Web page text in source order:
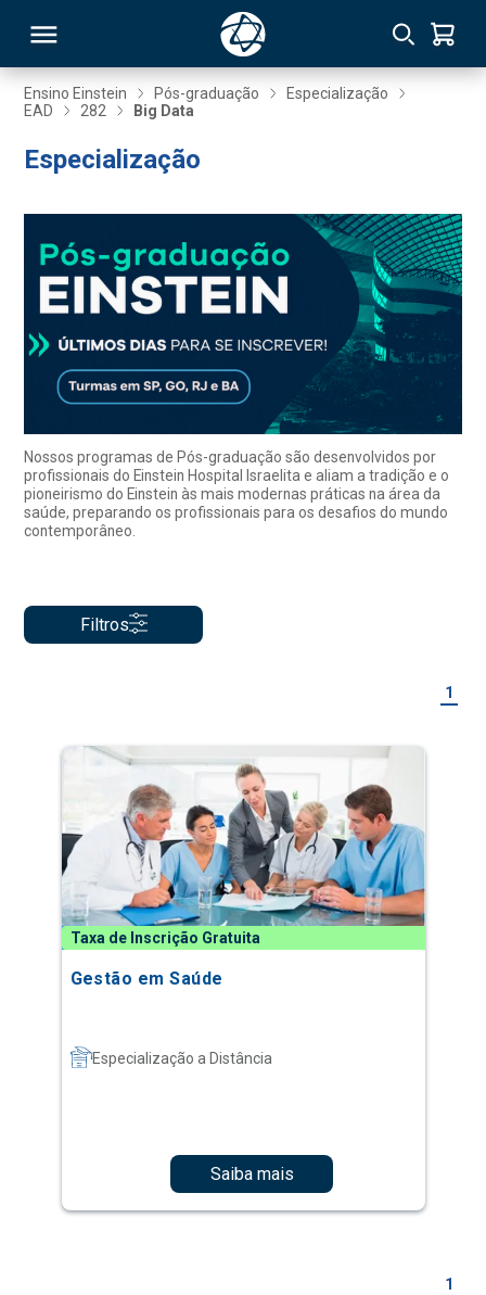
Ensino Einstein Pós-graduação
Especialização
EAD
282 Big Data
Especialização
Nossos programas de Pós-graduação são desenvolvidos por
profissionais do Einstein Hospital Israelita e aliam a tradição e o
pioneirismo do Einstein às mais modernas práticas na área da
saúde, preparando os profissionais para os desafios do mundo
contemporâneo.
Filtros
1
Taxa de Inscrição Gratuita
Gestão em Saúde
Especialização a Distância
Saiba mais
1